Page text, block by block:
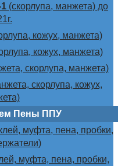
(скорлупа, манжета) до
кожух, манжета)
кожух, манжета)
скорлупа, манжета)
скорлупа, кожух,
Пены ППУ
муфта, пена, пробки,
муфта, пена, пробки,